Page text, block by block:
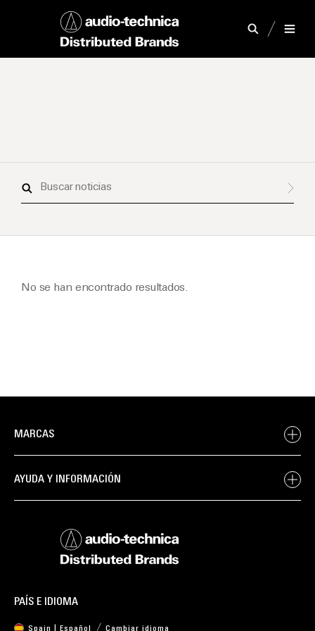
Buscar
No se han encontrado resultados.
MARCAS
AYUDA Y INFORMACIÓN
PAÍS E IDIOMA
Spain | Español Cambiar idioma